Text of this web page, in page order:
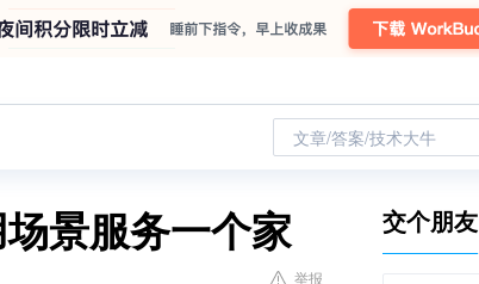
文章/答案/技术大牛
景服务一个家
举报
交个朋友